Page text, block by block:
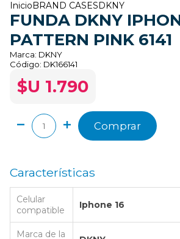
Inicio BRAND CASES DKNY
FUNDA DKNY
PATTERN PINK 6141
Marca: DKNY
Código: DK166141
$U 1.790
Comprar
Características
Celular
compatible
Iphone 16
Marca de la